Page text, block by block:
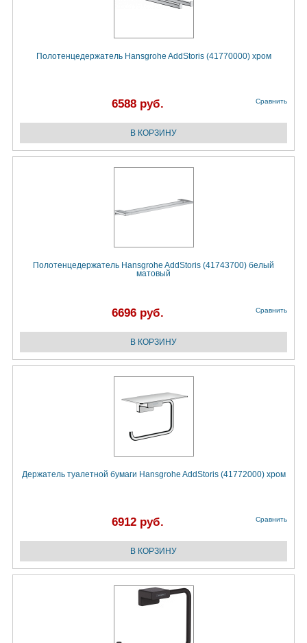
Полотенцедержатель Hansgrohe AddStoris (41770000) хром
6588 руб. Сравнить
Полотенцедержатель Hansgrohe AddStoris (41743700) белый
матовый
6696 руб. Сравнить
Держатель туалетной бумаги Hansgrohe AddStoris (41772000) хром
6912 руб. Сравнить